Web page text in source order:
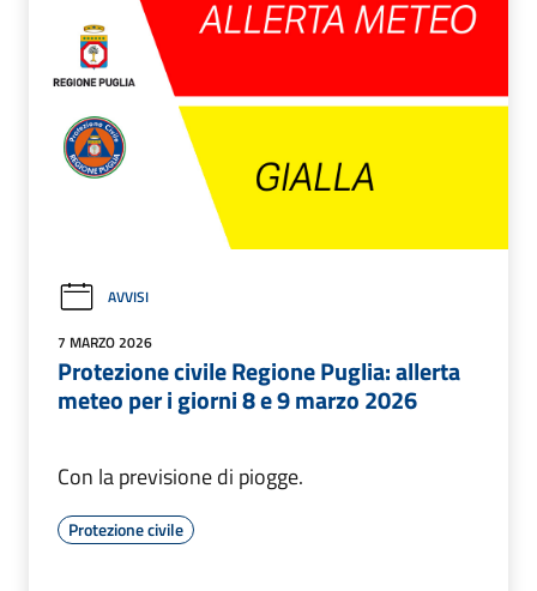
AVVISI
7 MARZO 2026
Protezione civile Regione Puglia: allerta
meteo per i giorni 8 e 9 marzo 2026
Con la previsione di piogge.
Protezione civile